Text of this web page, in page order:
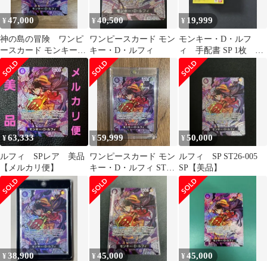
¥47,000
神の島の冒険 ワンピ
ースカード モンキー・
D・ルフィsp ST26-005
¥40,500
ワンピースカード モン
キー・D・ルフィ
¥ 19,999
モンキー・D・ルフ
ィ 手配書 SP 1枚 神
の島の冒険 1box
¥63,333
ルフィ SPレア 美品
【メルカリ便】
¥59,999
ワンピースカード モン
キー・D・ルフィ ST26-
005
¥50,000
ルフィ SP ST26-005
SP【美品】
¥38,900 ¥45,000 ¥45,000